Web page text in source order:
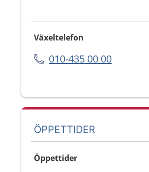
Växeltelefon
010-435 00 00
ÖPPETTIDER
Öppettider